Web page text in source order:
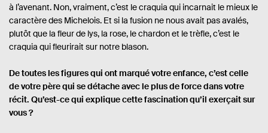
à l’avenant. Non, vraiment, c’est le craquia qui incarnait le mieux le
caractère des Michelois. Et si la fusion ne nous avait pas avalés,
plutôt que la fleur de lys, la rose, le chardon et le trèfle, c’est le
craquia qui fleurirait sur notre blason.
De toutes les figures qui ont marqué votre enfance, c’est celle
de votre père qui se détache avec le plus de force dans votre
récit. Qu’est-ce qui explique cette fascination qu’il exerçait sur
vous ?